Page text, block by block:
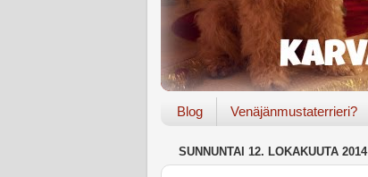
Blog Venäjänmustaterrieri?
SUNNUNTAI 12. LOKAKUUTA 2014